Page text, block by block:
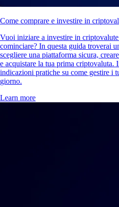
Come comprare e investire in
Vuoi iniziare a investire in
cominciare? In questa guida troverai
scegliere una piattaforma sicura,
e acquistare la tua prima criptovaluta.
indicazioni pratiche su come gestire i
giorno.
Learn more